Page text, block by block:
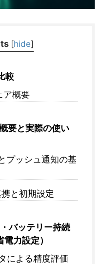
[hide]
較
ア概要
要と実際の使い
プッシュ通知の基
と初期設定
バッテリー持続
力設定）
による精度評価